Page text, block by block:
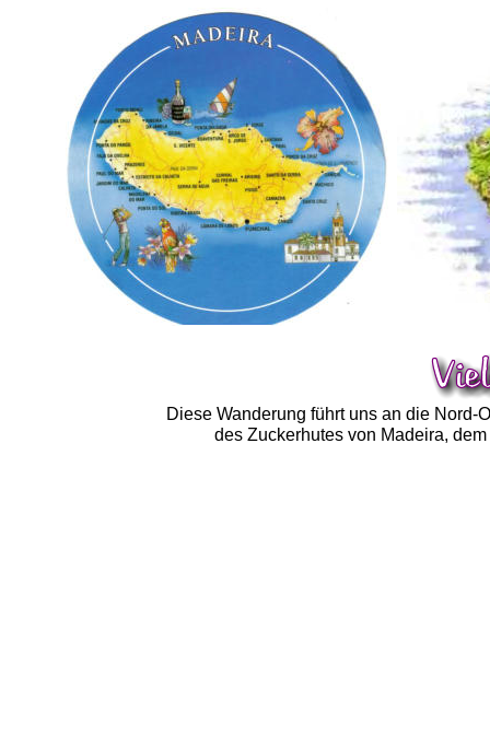
Diese Wanderung führt uns an die
des Zuckerhutes von Madeira,